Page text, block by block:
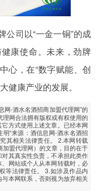
公司以“一金一铜”的成
康使命。未来，劲牌
心，在“数字赋能、创
健康产业的发展。
网-酒水名酒招商加盟代理网”的
网合法拥有版权或有权使用的
方式使用上述文章。已经本网
“来源：酒信息网-酒水名酒招
其相关法律责任。 2.本网转载
盟代理网）的文章，目的在于
其真实性负责，不承担此类作
网站或个人从本网转载时，必
等法律责任。 3.如涉及作品内
本网联系，否则视为放弃相关